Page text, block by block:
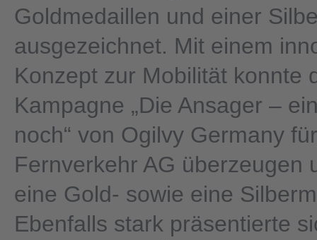
Goldmedaillen und einer
ausgezeichnet. Mit einem
Konzept zur Mobilität konnte
Kampagne „Die Ansager –
noch“ von Ogilvy Germany
Fernverkehr AG überzeugen
eine Gold- sowie eine
Ebenfalls stark präsentierte